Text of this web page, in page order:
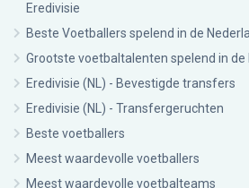
Eredivisie
Beste Voetballers spelend in de
Grootste voetbaltalenten spelend in de
Eredivisie (NL) - Bevestigde transfers
Eredivisie (NL) - Transfergeruchten
Beste voetballers
Meest waardevolle voetballers
Meest waardevolle voetbalteams